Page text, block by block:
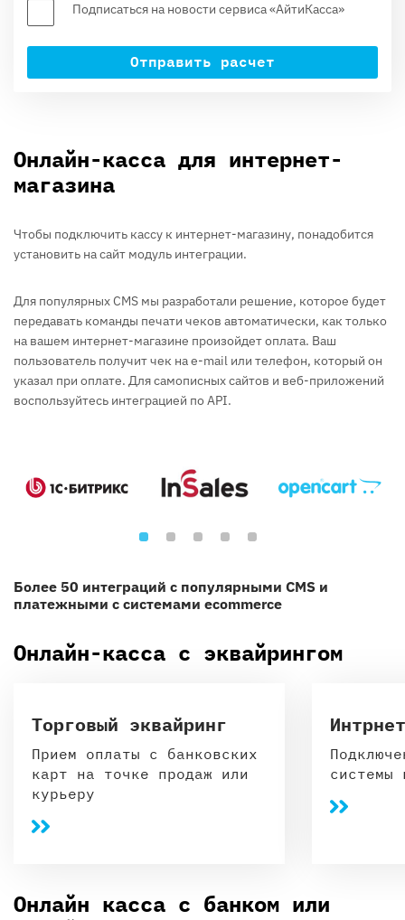
Подписаться на новости сервиса «АйтиКасса»
Отправить расчет
Онлайн-касса для интернет-
магазина
Чтобы подключить кассу к интернет-магазину, понадобится
установить на сайт модуль интеграции.
Для популярных CMS мы разработали решение, которое будет
передавать команды печати чеков автоматически, как только
на вашем интернет-магазине произойдет оплата. Ваш
пользователь получит чек на e-mail или телефон, который он
указал при оплате. Для самописных сайтов и веб-приложений
воспользуйтесь интеграцией по API.
Более 50 интеграций с популярными CMS и
платежными с системами ecommerce
Онлайн-касса с эквайрингом
Торговый эквайринг
Прием оплаты с банковских
карт на точке продаж или
курьеру
системы
Онлайн касса с банком или